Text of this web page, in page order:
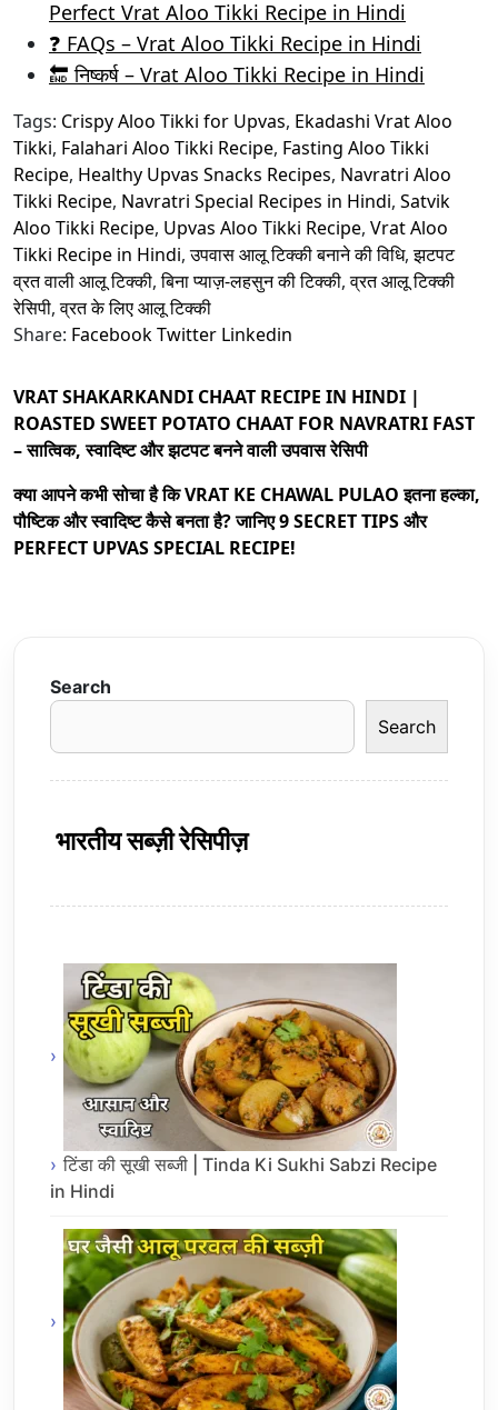
Perfect Vrat Aloo Tikki Recipe in Hindi
❓ FAQs – Vrat Aloo Tikki Recipe in Hindi
🔚 निष्कर्ष – Vrat Aloo Tikki Recipe in Hindi
Tags: Crispy Aloo Tikki for Upvas, Ekadashi Vrat Aloo
Tikki, Falahari Aloo Tikki Recipe, Fasting Aloo Tikki
Recipe, Healthy Upvas Snacks Recipes, Navratri Aloo
Tikki Recipe, Navratri Special Recipes in Hindi, Satvik
Aloo Tikki Recipe, Upvas Aloo Tikki Recipe, Vrat Aloo
Tikki Recipe in Hindi,उपवास आलू टिक्की बनाने की विधि,झटपट
व्रत वाली आलू टिक्की,बिना प्याज़-लहसुन की टिक्की,व्रत आलू टिक्की
रेसिपी,व्रत के लिए आलू टिक्की
Share: FacebookTwitter Linkedin
VRAT SHAKARKANDI CHAAT RECIPE IN HINDI |
ROASTED SWEET POTATO CHAAT FOR NAVRATRI FAST
– सात्विक, स्वादिष्ट और झटपट बनने वाली उपवास रेसिपी
क्या आपने कभी सोचा है कि VRAT KE CHAWAL PULAO इतना हल्का,
पौष्टिक और स्वादिष्ट कैसे बनता है? जानिए 9 SECRET TIPS और
PERFECT UPVAS SPECIAL RECIPE!
Search
Search
भारतीय सब्ज़ी रेसिपीज़
टिंडा की सूखी सब्जी | Tinda Ki Sukhi Sabzi Recipe
in Hindi